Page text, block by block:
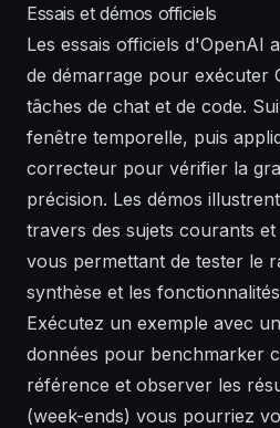
Essais et démos officiels
Les essais officiels d'OpenAI
de démarrage pour exécuter
tâches de chat et de code.
fenêtre temporelle, puis
correcteur pour vérifier la
précision. Les démos
travers des sujets courants
vous permettant de tester le
synthèse et les
Exécutez un exemple avec
données pour benchmarker
référence et observer les
(week-ends) vous pourriez